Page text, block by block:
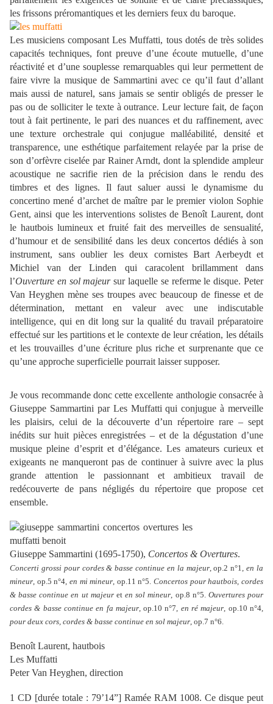
les frissons préromantiques et les derniers feux du baroque.
Les musiciens composant Les Muffatti, tous dotés de très solides
capacités techniques, font preuve d’une écoute mutuelle, d’une
réactivité et d’une souplesse remarquables qui leur permettent de
faire vivre la musique de Sammartini avec ce qu’il faut d’allant
mais aussi de naturel, sans jamais se sentir obligés de presser le
pas ou de solliciter le texte à outrance. Leur lecture fait, de façon
tout à fait pertinente, le pari des nuances et du raffinement, avec
une texture orchestrale qui conjugue malléabilité, densité et
transparence, une esthétique parfaitement relayée par la prise de
son d’orfèvre ciselée par Rainer Arndt, dont la splendide ampleur
acoustique ne sacrifie rien de la précision dans le rendu des
timbres et des lignes. Il faut saluer aussi le dynamisme du
concertino mené d’archet de maître par le premier violon Sophie
Gent, ainsi que les interventions solistes de Benoît Laurent, dont
le hautbois lumineux et fruité fait des merveilles de sensualité,
d’humour et de sensibilité dans les deux concertos dédiés à son
instrument, sans oublier les deux cornistes Bart Aerbeydt et
Michiel van der Linden qui caracolent brillamment dans
l’Ouverture en sol majeursur laquelle se referme le disque. Peter
Van Heyghen mène ses troupes avec beaucoup de finesse et de
détermination, mettant en valeur avec une indiscutable
intelligence, qui en dit long sur la qualité du travail préparatoire
effectué sur les partitions et le contexte de leur création, les détails
et les trouvailles d’une écriture plus riche et surprenante que ce
qu’une approche superficielle pourrait laisser supposer.
Je vous recommande donc cette excellente anthologie consacrée à
Giuseppe Sammartini par Les Muffatti qui conjugue à merveille
les plaisirs, celui de la découverte d’un répertoire rare – sept
inédits sur huit pièces enregistrées – et de la dégustation d’une
musique pleine d’esprit et d’élégance. Les amateurs curieux et
exigeants ne manqueront pas de continuer à suivre avec la plus
grande attention le passionnant et ambitieux travail de
redécouverte de pans négligés du répertoire que propose cet
ensemble.
Giuseppe Sammartini (1695-1750), Concertos & Overtures.
Concerti grossi pour cordes & basse continue en la majeur, op.2 n°1,en la
mineur , op.5 n°4, en mi mineur , op.11 n°5.Concertos pour hautbois, cordes
& basse continue en ut majeureten sol mineur , op.8 n°5. Ouvertures pour
cordes & basse continue en fa majeur, op.10 n°7, en ré majeur , op.10 n°4,
pour deux cors, cordes & basse continue en sol majeur , op.7 n°6.
Benoît Laurent, hautbois
Les Muffatti
Peter Van Heyghen, direction
1 CD [durée totale : 79’14”] Ramée RAM 1008. Ce disque peut